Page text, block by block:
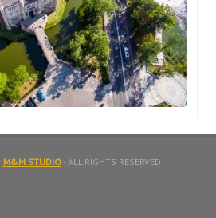
M&M STUDIO- ALL RIGHTS RESERVED